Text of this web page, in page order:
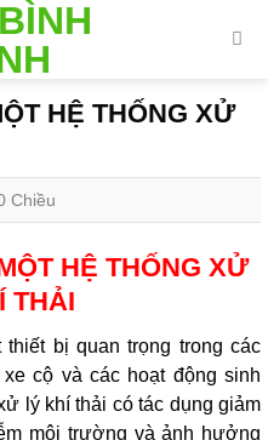
HỆ THỐNG XỬ
Chiều
HỆ THỐNG XỬ
THẢI
bị quan trọng trong các
cộ và các hoạt động sinh
lý khí thải có tác dụng giảm
môi trường và ảnh hưởng